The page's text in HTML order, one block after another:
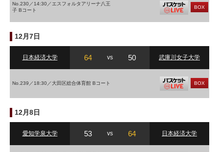
No.230／14:30／エスフォルタアリーナ八王
子 Bコート
BOX
12月7日
日本経済大学 64 vs 50 武庫川女子大学
No.239／18:30／大田区総合体育館 Bコート BOX
12月8日
愛知学泉大学 53 vs 64 日本経済大学